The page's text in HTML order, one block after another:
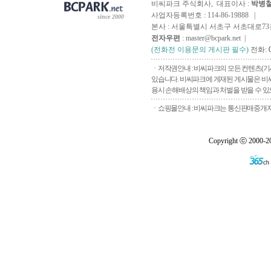
since 2000
비씨파크 주식회사, 대표이사 : 박병
사업자등록번호 : 114-86-19888 |
본사 : 서울특별시 서초구 서초대로73
전자우편 : master@bcpark.net |
(전화전 이용문의 게시판 필수) 전화:
ㆍ저작권안내 : 비씨파크의 모든 컨텐츠(
있습니다. 비씨파크에 게재된 게시물은
용시 손해배상의 책임과 처벌을 받을 수
ㆍ쇼핑몰안내 : 비씨파크는 통신판매중개
Copyright ⓒ 2000-